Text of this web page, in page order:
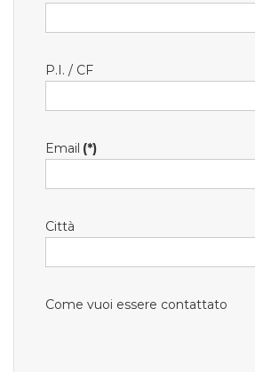
P.I. / CF
Email (*)
Città
Come vuoi essere contattato